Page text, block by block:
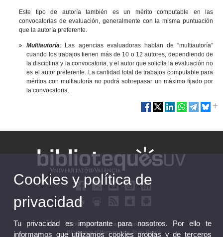
Este tipo de autoría también es un mérito computable en las
convocatorias de evaluación, generalmente con la misma puntuación
que la autoría preferente.
Multiautoría: Las agencias evaluadoras hablan de “multiautoría”
cuando los trabajos tienen más de 10 o 12 autores, dependiendo de
la disciplina y la convocatoria, y el autor que solicita la evaluación no
es el autor preferente. La cantidad total de trabajos computable para
méritos con multiautoría no podrá sobrepasar un máximo fijado por
la convocatoria.
Biblioteca d'Educació María Moliner
Biblioteca d'Humanitats Joan Reglà
Cookies y política de
privacidad
Tu privacidad es importante para nosotros. Por ello te
informamos que utilizamos cookies propias y de terceros